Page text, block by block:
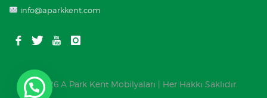
info@aparkkent.com
© 2026 A Park Kent Mobilyaları | Her Hakkı Saklıdır.